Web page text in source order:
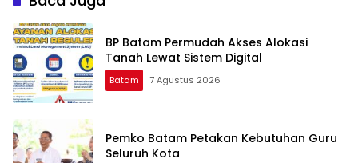
BP Batam Permudah Akses Alokasi
Tanah Lewat Sistem Digital
Batam 7 Agustus 2026
Pemko Batam Petakan Kebutuhan Guru
Seluruh Kota